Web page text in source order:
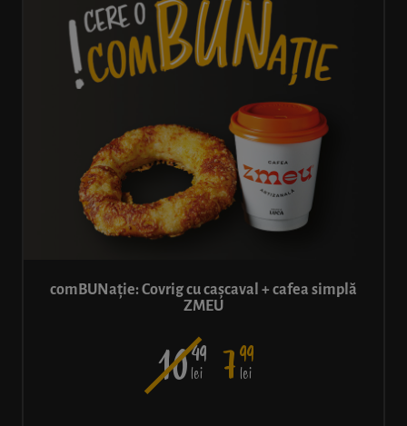
comBUNație: Covrig cu cașcaval + cafea simplă
ZMEU
1049
lei 799
lei